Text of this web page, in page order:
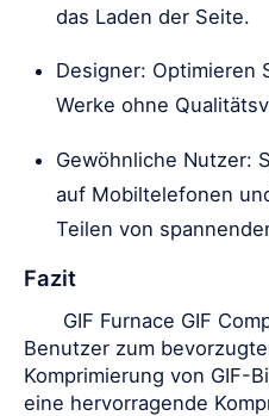
das Laden der Seite.
Designer: Optimieren
Werke ohne
Gewöhnliche Nutzer:
auf Mobiltelefonen
Teilen von
Fazit
GIF Furnace GIF
Benutzer zum
Komprimierung von GIF-
eine hervorragende